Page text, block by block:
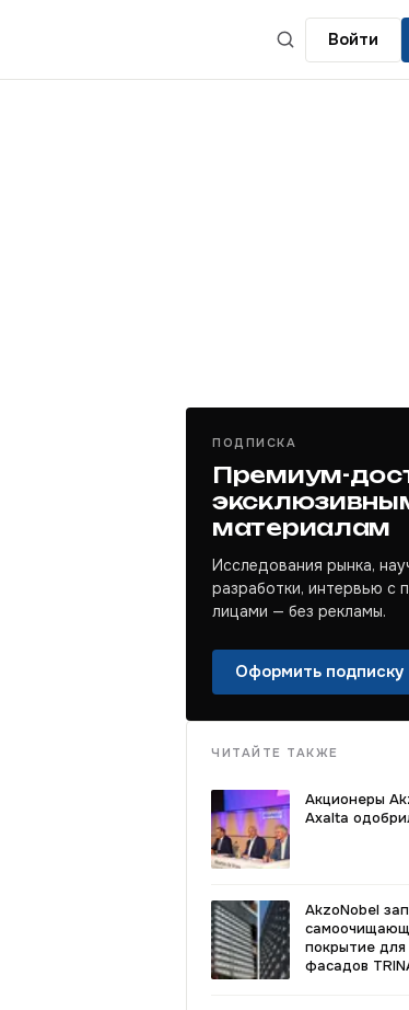
Войти
ПОДПИСКА
Премиум-
материалам
Исследования рынка,
разработки, интервью с
лицами — без рекламы.
Оформить
ЧИТАЙТЕ ТАКЖЕ
Акционеры
Axalta
AkzoNobel
покрытие
фасадов